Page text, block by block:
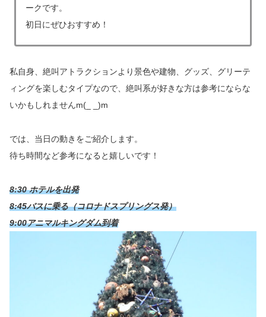
ークです。
初日にぜひおすすめ！
私自身、絶叫アトラクションより景色や建物、グッズ、グリーテ
ィングを楽しむタイプなので、絶叫系が好きな方は参考にならな
いかもしれませんm(_ _)m
では、当日の動きをご紹介します。
待ち時間など参考になると嬉しいです！
8:30 ホテルを出発
8:45バスに乗る（コロナドスプリングス発）
9:00アニマルキングダム到着